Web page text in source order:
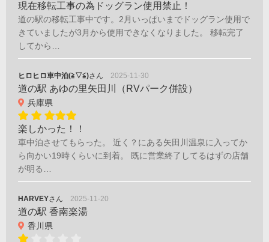
現在移転工事の為ドッグラン使用禁止！
道の駅の移転工事中です。2月いっぱいまでドッグラン使用で
きていましたが3月から使用できなくなりました。 移転完了
してから…
ヒロヒロ車中泊(≧▽≦)さん 2025-11-30
道の駅 あゆの里矢田川（RVパーク併設）
兵庫県
楽しかった！！
車中泊させてもらった。 近く？にある矢田川温泉に入ってか
ら向かい19時くらいに到着。 既に営業終了してるはずの店舗
が明る…
HARVEYさん 2025-11-20
道の駅 香南楽湯
香川県